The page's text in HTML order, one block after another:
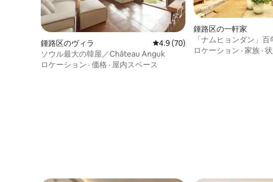
鍾路区のヴィラ レビュー70件、5つ星中4.9つ星の
4.9 (70)
ソウル最大の韓屋／Château Anguk
ロケーション · 価格 · 屋内スペース
鍾路区の一軒家
「ナムヒョンダン」
レミアム Authentic 伝
ロケーション · 家族 ·